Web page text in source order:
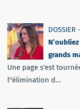
DOSSIER
grands
Une page s'est
l''élimination d...